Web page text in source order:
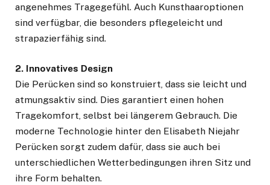
angenehmes Tragegefühl. Auch Kunsthaaroptionen
sind verfügbar, die besonders pflegeleicht und
strapazierfähig sind.
2. Innovatives Design
Die Perücken sind so konstruiert, dass sie leicht und
atmungsaktiv sind. Dies garantiert einen hohen
Tragekomfort, selbst bei längerem Gebrauch. Die
moderne Technologie hinter den Elisabeth Niejahr
Perücken sorgt zudem dafür, dass sie auch bei
unterschiedlichen Wetterbedingungen ihren Sitz und
ihre Form behalten.